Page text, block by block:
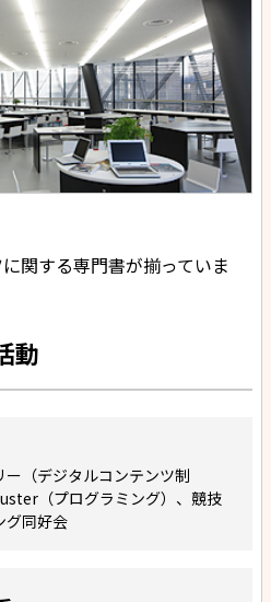
関する専門書が揃っていま
動
ー（デジタルコンテンツ制
（プログラミング）、競技
グ同好会